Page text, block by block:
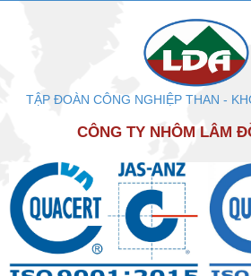
TẬP ĐOÀN CÔNG NGHIỆP THAN -
CÔNG TY NHÔM LÂM